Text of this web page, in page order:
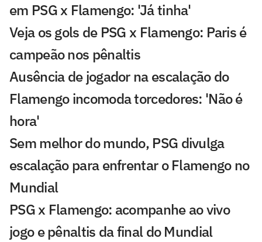
em PSG x Flamengo: 'Já tinha'
Veja os gols de PSG x Flamengo: Paris é
campeão nos pênaltis
Ausência de jogador na escalação do
Flamengo incomoda torcedores: 'Não é
hora'
Sem melhor do mundo, PSG divulga
escalação para enfrentar o Flamengo no
Mundial
PSG x Flamengo: acompanhe ao vivo
jogo e pênaltis da final do Mundial